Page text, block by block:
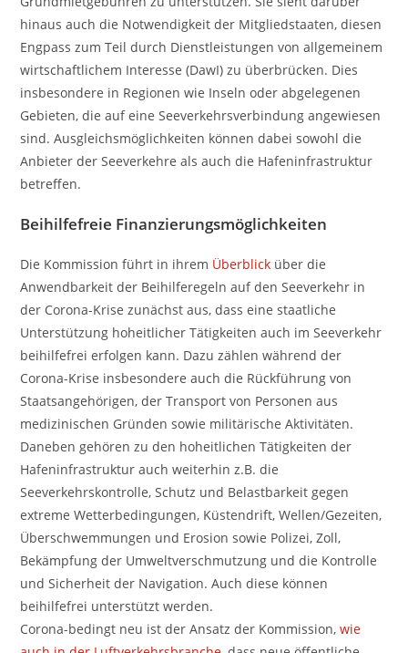
hinaus auch die Notwendigkeit der Mitgliedstaaten, diesen
Engpass zum Teil durch Dienstleistungen von allgemeinem
wirtschaftlichem Interesse (DawI) zu überbrücken. Dies
insbesondere in Regionen wie Inseln oder abgelegenen
Gebieten, die auf eine Seeverkehrsverbindung angewiesen
sind. Ausgleichsmöglichkeiten können dabei sowohl die
Anbieter der Seeverkehre als auch die Hafeninfrastruktur
betreffen.
Beihilfefreie Finanzierungsmöglichkeiten
Die Kommission führt in ihrem Überblick über die
Anwendbarkeit der Beihilferegeln auf den Seeverkehr in
der Corona-Krise zunächst aus, dass eine staatliche
Unterstützung hoheitlicher Tätigkeiten auch im Seeverkehr
beihilfefrei erfolgen kann. Dazu zählen während der
Corona-Krise insbesondere auch die Rückführung von
Staatsangehörigen, der Transport von Personen aus
medizinischen Gründen sowie militärische Aktivitäten.
Daneben gehören zu den hoheitlichen Tätigkeiten der
Hafeninfrastruktur auch weiterhin z.B. die
Seeverkehrskontrolle, Schutz und Belastbarkeit gegen
extreme Wetterbedingungen, Küstendrift, Wellen/Gezeiten,
Überschwemmungen und Erosion sowie Polizei, Zoll,
Bekämpfung der Umweltverschmutzung und die Kontrolle
und Sicherheit der Navigation. Auch diese können
beihilfefrei unterstützt werden.
Corona-bedingt neu ist der Ansatz der Kommission,wie